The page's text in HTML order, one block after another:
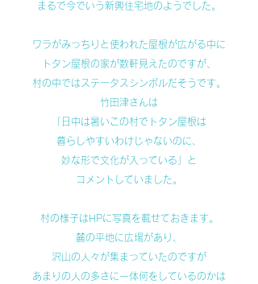
まるで今でいう新興住宅地のようでした。
ワラがみっちりと使われた屋根が広がる中に
トタン屋根の家が数軒見えたのですが、
村の中ではステータスシンボルだそうです。
竹田津さんは
「日中は暑いこの村でトタン屋根は
暮らしやすいわけじゃないのに、
妙な形で文化が入っている」と
コメントしていました。
村の様子はHPに写真を載せておきます。
麓の平地に広場があり、
沢山の人々が集まっていたのですが
あまりの人の多さに一体何をしているのかは